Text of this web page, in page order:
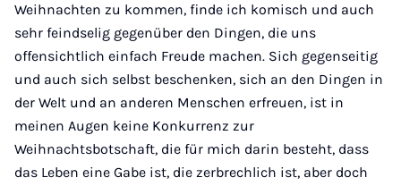
Weihnachten zu kommen, finde ich komisch und auch
sehr feindselig gegenüber den Dingen, die uns
offensichtlich einfach Freude machen. Sich gegenseitig
und auch sich selbst beschenken, sich an den Dingen in
der Welt und an anderen Menschen erfreuen, ist in
meinen Augen keine Konkurrenz zur
Weihnachtsbotschaft, die für mich darin besteht, dass
das Leben eine Gabe ist, die zerbrechlich ist, aber doch